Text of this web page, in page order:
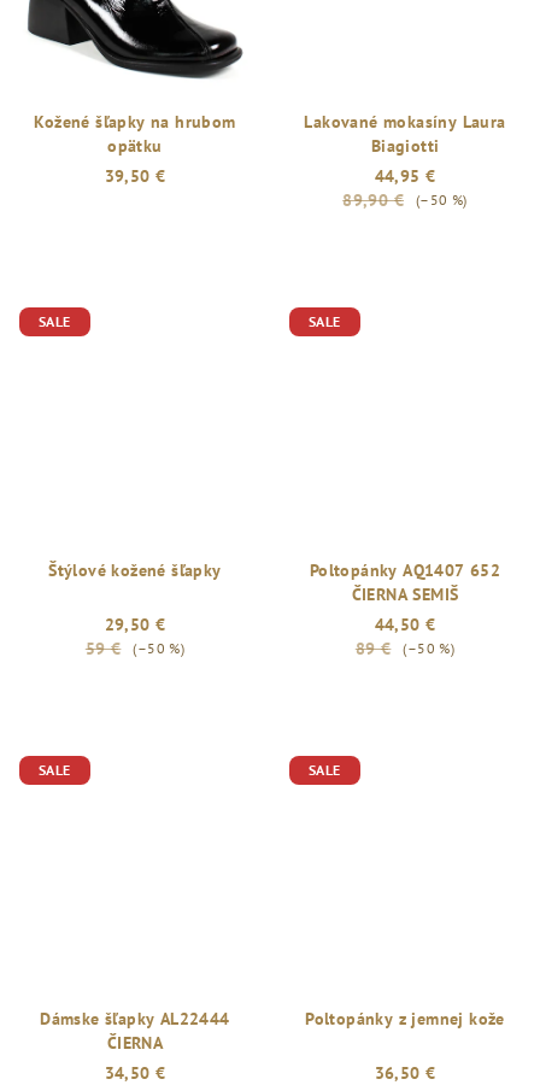
Kožené šľapky na hrubom
opätku
39,50 €
Lakované mokasíny Laura
Biagiotti
44,95 €
89,90 €
(–50 %)
SALE
Štýlové kožené šľapky
29,50 €
59 €
(–50 %)
SALE
Poltopánky AQ1407 652
ČIERNA SEMIŠ
44,50 €
89 €
(–50 %)
SALE
Dámske šľapky AL22444
ČIERNA
34,50 €
SALE
Poltopánky z jemnej kože
36,50 €